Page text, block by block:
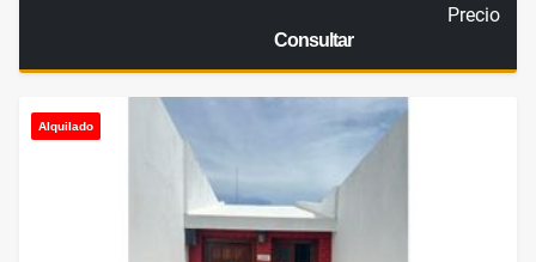
Precio
Consultar
Alquilado